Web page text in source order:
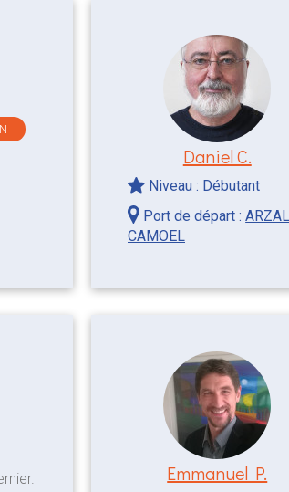
Daniel C.
Niveau : Débutant
Port de départ :ARZAL
CAMOEL
Emmanuel P.